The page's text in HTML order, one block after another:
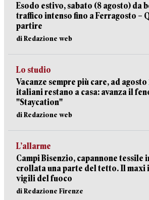
Esodo estivo, sabato (8 agosto) da
traffico intenso fino a Ferragosto –
partire
di Redazione web
Lo studio
Vacanze sempre più care, ad
italiani restano a casa: avanza il
"Staycation"
di Redazione web
L’allarme
Campi Bisenzio, capannone tessile
crollata una parte del tetto. Il maxi
vigili del fuoco
di Redazione Firenze